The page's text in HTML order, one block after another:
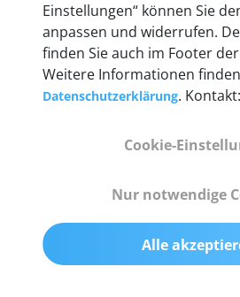
Technische
Lieferumfang
55 mm x 25 mm x 12 mm
200 g
Einstellungen“ können Sie
anpassen und widerrufen.
finden Sie auch im Footer
Weitere Informationen
Datenschutzerklärung. Kontakt:
Cookie-
Nur notwendige
Alle